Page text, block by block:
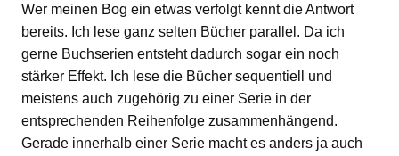
Wer meinen Bog ein etwas verfolgt kennt die Antwort
bereits. Ich lese ganz selten Bücher parallel. Da ich
gerne Buchserien entsteht dadurch sogar ein noch
stärker Effekt. Ich lese die Bücher sequentiell und
meistens auch zugehörig zu einer Serie in der
entsprechenden Reihenfolge zusammenhängend.
Gerade innerhalb einer Serie macht es anders ja auch